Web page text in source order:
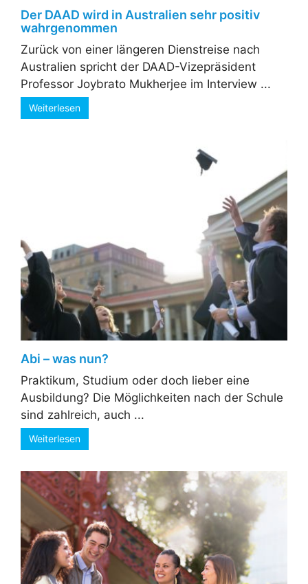
Der DAAD wird in Australien sehr positiv
wahrgenommen
Zurück von einer längeren Dienstreise nach
Australien spricht der DAAD-Vizepräsident
Professor Joybrato Mukherjee im Interview ...
Weiterlesen
Abi – was nun?
Praktikum, Studium oder doch lieber eine
Ausbildung? Die Möglichkeiten nach der Schule
sind zahlreich, auch ...
Weiterlesen